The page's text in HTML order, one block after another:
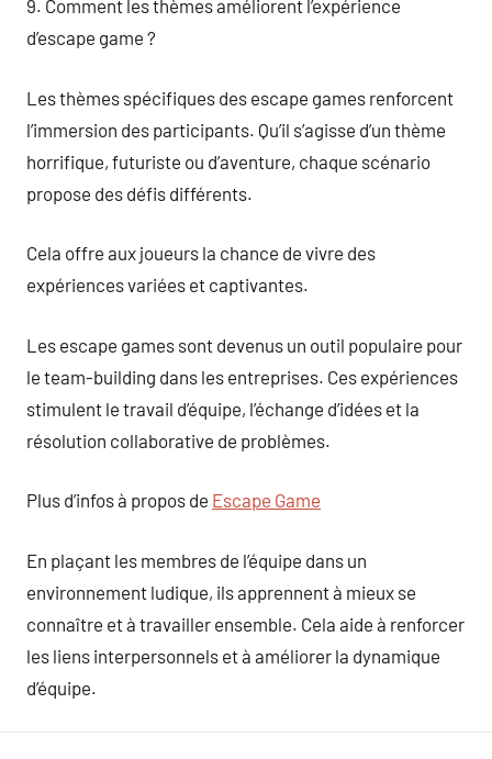
9. Comment les thèmes améliorent l’expérience
d’escape game ?
Les thèmes spécifiques des escape games renforcent
l’immersion des participants. Qu’il s’agisse d’un thème
horrifique, futuriste ou d’aventure, chaque scénario
propose des défis différents.
Cela offre aux joueurs la chance de vivre des
expériences variées et captivantes.
Les escape games sont devenus un outil populaire pour
le team-building dans les entreprises. Ces expériences
stimulent le travail d’équipe, l’échange d’idées et la
résolution collaborative de problèmes.
Plus d’infos à propos de Escape Game
En plaçant les membres de l’équipe dans un
environnement ludique, ils apprennent à mieux se
connaître et à travailler ensemble. Cela aide à renforcer
les liens interpersonnels et à améliorer la dynamique
d’équipe.